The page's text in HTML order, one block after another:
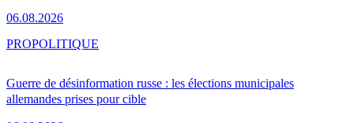
06.08.2026
Guerre de désinformation russe : les élections municipales
allemandes prises pour cible
PROPOLITIQUE